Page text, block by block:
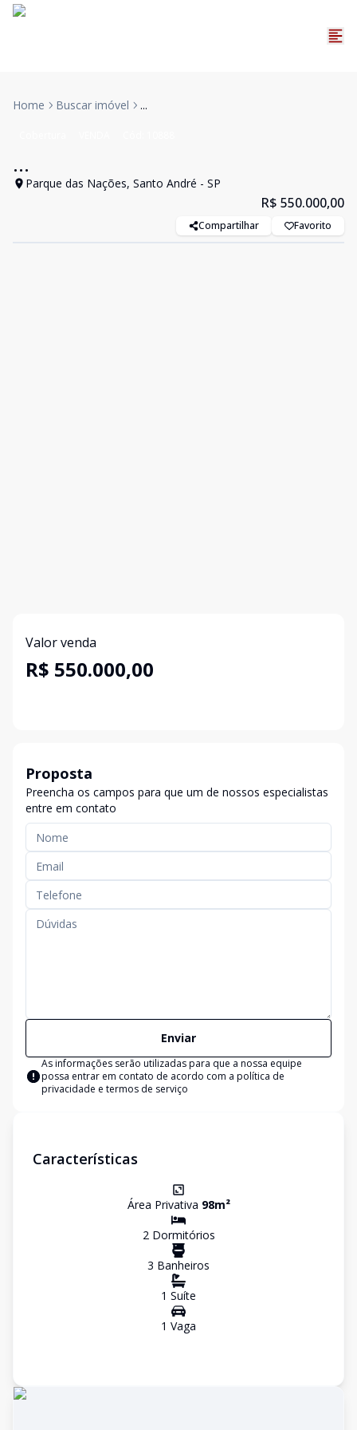
Home Buscar imóvel ...
...
Parque das Nações, Santo André - SP
R$ 550.000,00
Compartilhar Favorito
Valor venda
R$ 550.000,00
Proposta
Preencha os campos para que um de nossos especialistas
entre em contato
Enviar
As informações serão utilizadas para que a nossa equipe
possa entrar em contato de acordo com a política de
privacidade e termos de serviço
Características
Área Privativa 98m²
2Dormitórios
3 Banheiros
1 Suíte
1 Vaga